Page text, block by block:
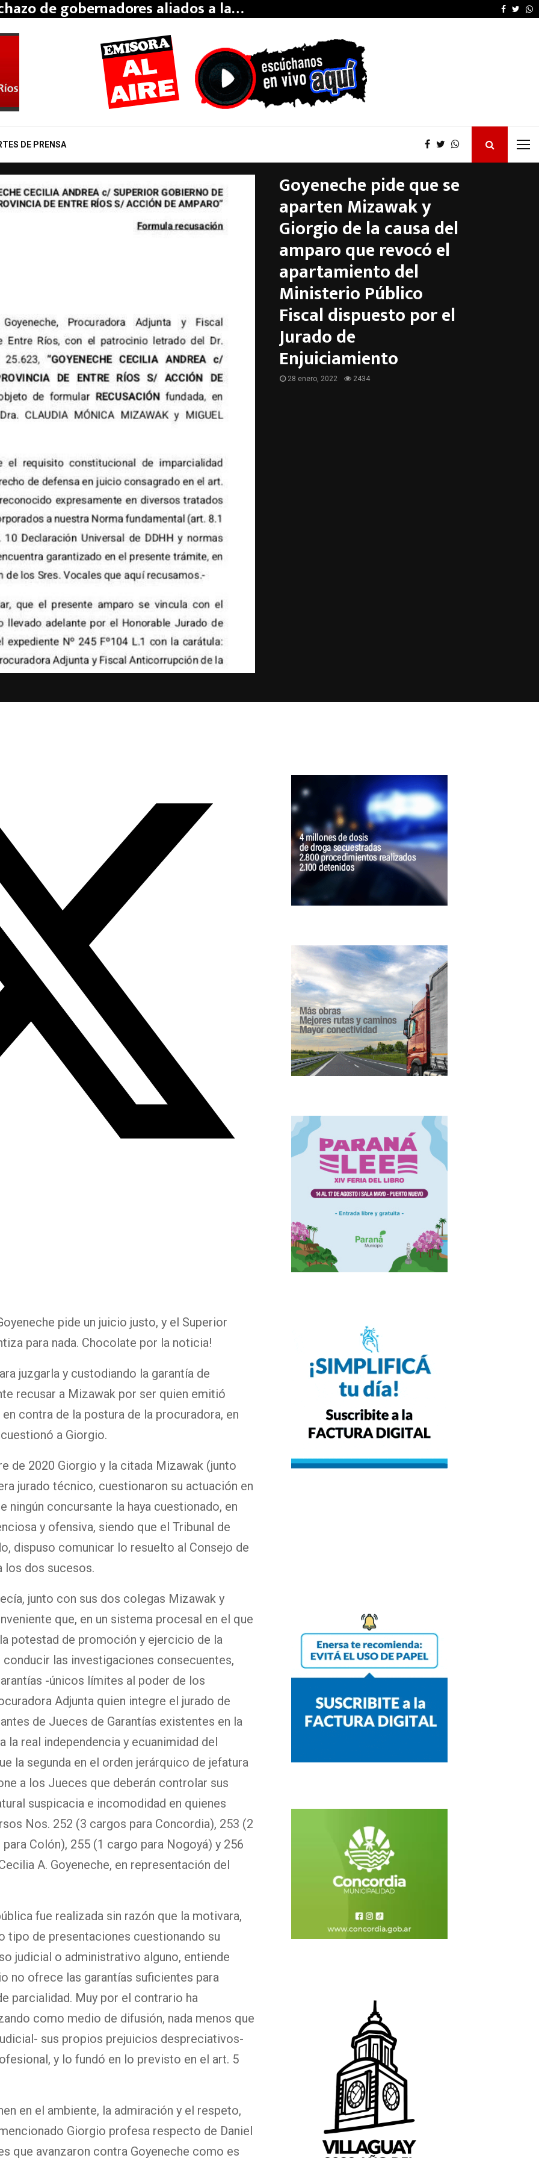
de gobernadores aliados a la… OSER: Frigerio
DE PRENSA
Goyeneche pide que se
aparten Mizawak y
Giorgio de la causa del
amparo que revocó el
apartamiento del
Ministerio Público
Fiscal dispuesto por el
Jurado de
Enjuiciamiento
28 enero, 2022 2434
pide un juicio justo, y el Superior
para nada. Chocolate por la noticia!
juzgarla y custodiando la garantía de
recusar a Mizawak por ser quien emitió
contra de la postura de la procuradora, en
a Giorgio.
de 2020 Giorgio y la citada Mizawak (junto
jurado técnico, cuestionaron su actuación en
ningún concursante la haya cuestionado, en
y ofensiva, siendo que el Tribunal de
dispuso comunicar lo resuelto al Consejo de
los dos sucesos.
junto con sus dos colegas Mizawak y
que, en un sistema procesal en el que
potestad de promoción y ejercicio de la
las investigaciones consecuentes,
-únicos límites al poder de los
Adjunta quien integre el jurado de
de Jueces de Garantías existentes en la
la real independencia y ecuanimidad del
la segunda en el orden jerárquico de jefatura
a los Jueces que deberán controlar sus
suspicacia e incomodidad en quienes
Nos. 252 (3 cargos para Concordia), 253 (2
Colón), 255 (1 cargo para Nogoyá) y 256
A. Goyeneche, en representación del
fue realizada sin razón que la motivara,
tipo de presentaciones cuestionando su
judicial o administrativo alguno, entiende
no ofrece las garantías suficientes para
parcialidad. Muy por el contrario ha
como medio de difusión, nada menos que
sus propios prejuicios despreciativos-
y lo fundó en lo previsto en el art. 5
en el ambiente, la admiración y el respeto,
Giorgio profesa respecto de Daniel
que avanzaron contra Goyeneche como es